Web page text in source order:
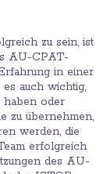
zu sein, ist
AU-CPAT-
in einer
auch wichtig,
haben oder
zu übernehmen,
werden, die
erfolgreich
des AU-